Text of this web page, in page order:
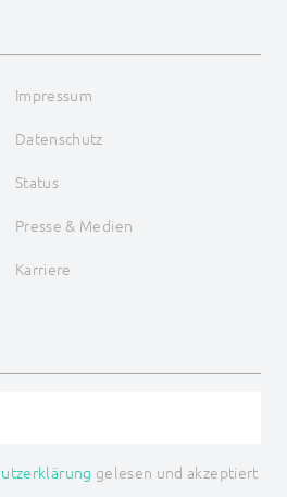
Impressum
Datenschutz
Status
Presse & Medien
Karriere
gelesen und akzeptiert